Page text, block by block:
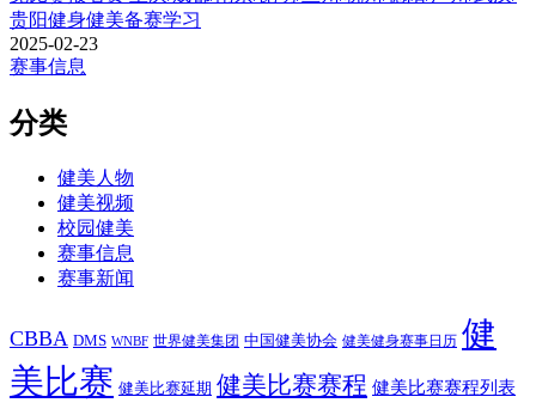
贵阳健身健美备赛学习
2025-02-23
赛事信息
分类
健美人物
健美视频
校园健美
赛事信息
赛事新闻
CBBA DMS WNBF 世界健美集团 中国健美协会 健美健身赛事日历 健
美比赛 健美比赛延期 健美比赛赛程 健美比赛赛程列表